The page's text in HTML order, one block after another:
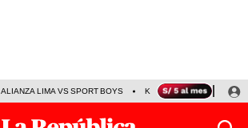
ALIANZA LIMA VS SPORT BOYS KENJI FUJIMORI